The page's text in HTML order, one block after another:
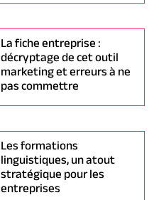
La fiche entreprise :
décryptage de cet outil
marketing et erreurs à ne
pas commettre
Les formations
linguistiques, un atout
stratégique pour les
entreprises